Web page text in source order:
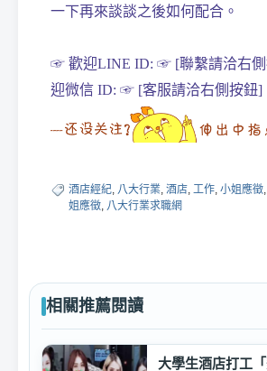
一下再來談談之後如何配合。
☞ 歡迎LINE ID: ☞ [聯繫請洽右
迎微信 ID: ☞ [客服請洽右側按鈕]
酒店經紀, 八大行業, 酒店, 工作, 小姐應徵,
姐應徵, 八大行業求職網
相關推薦閱讀
大學生酒店打工「